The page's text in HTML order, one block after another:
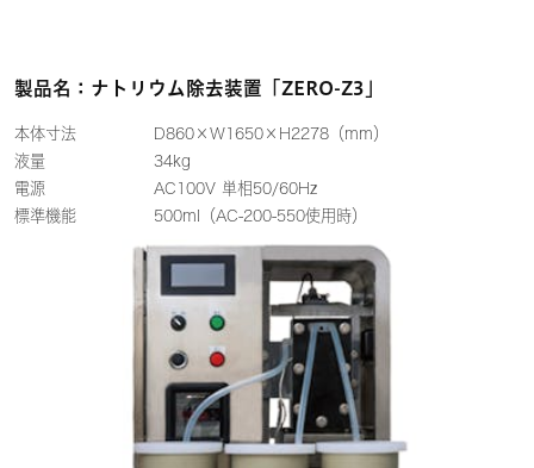
製品名：ナトリウム除去装置「ZERO-Z3」
本体寸法 D860×W1650×H2278（mm）
液量 34kg
電源 AC100V 単相50/60Hz
標準機能 500ml（AC-200-550使用時）